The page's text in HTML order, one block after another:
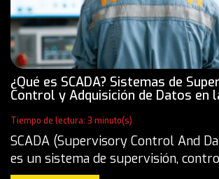
¿Qué es SCADA? Sistemas de
Control y Adquisición de Datos en
Tiempo de lectura: 3 minuto(s)
SCADA (Supervisory Control And
es un sistema de supervisión,